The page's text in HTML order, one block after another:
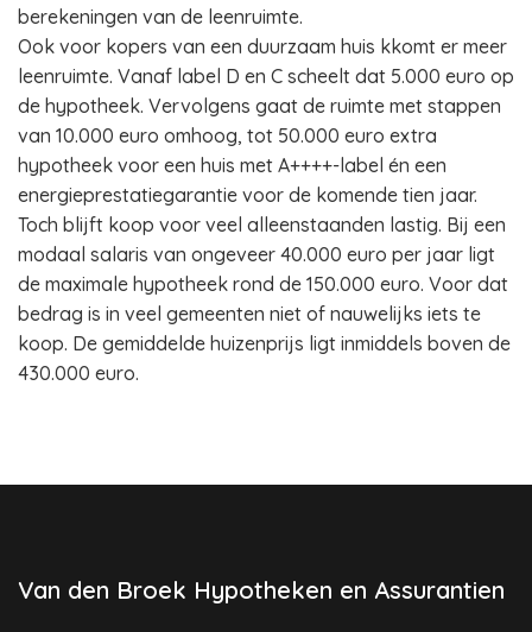
berekeningen van de leenruimte.
Ook voor kopers van een duurzaam huis kkomt er meer
leenruimte. Vanaf label D en C scheelt dat 5.000 euro op
de hypotheek. Vervolgens gaat de ruimte met stappen
van 10.000 euro omhoog, tot 50.000 euro extra
hypotheek voor een huis met A++++-label én een
energieprestatiegarantie voor de komende tien jaar.
Toch blijft koop voor veel alleenstaanden lastig. Bij een
modaal salaris van ongeveer 40.000 euro per jaar ligt
de maximale hypotheek rond de 150.000 euro. Voor dat
bedrag is in veel gemeenten niet of nauwelijks iets te
koop. De gemiddelde huizenprijs ligt inmiddels boven de
430.000 euro.
Van den Broek Hypotheken en Assurantien